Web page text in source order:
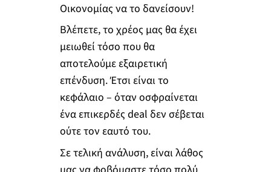
Οικονομίας να το δανείσουν!
Βλέπετε, το χρέος μας θα έχει
μειωθεί τόσο που θα
αποτελούμε εξαιρετική
επένδυση. Έτσι είναι το
κεφάλαιο – όταν οσφραίνεται
ένα επικερδές deal δεν σέβεται
ούτε τον εαυτό του.
Σε τελική ανάλυση, είναι λάθος